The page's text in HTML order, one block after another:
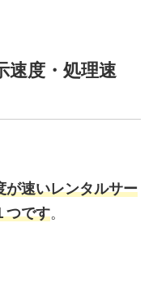
度・処理速
が速いレンタルサー
つです。